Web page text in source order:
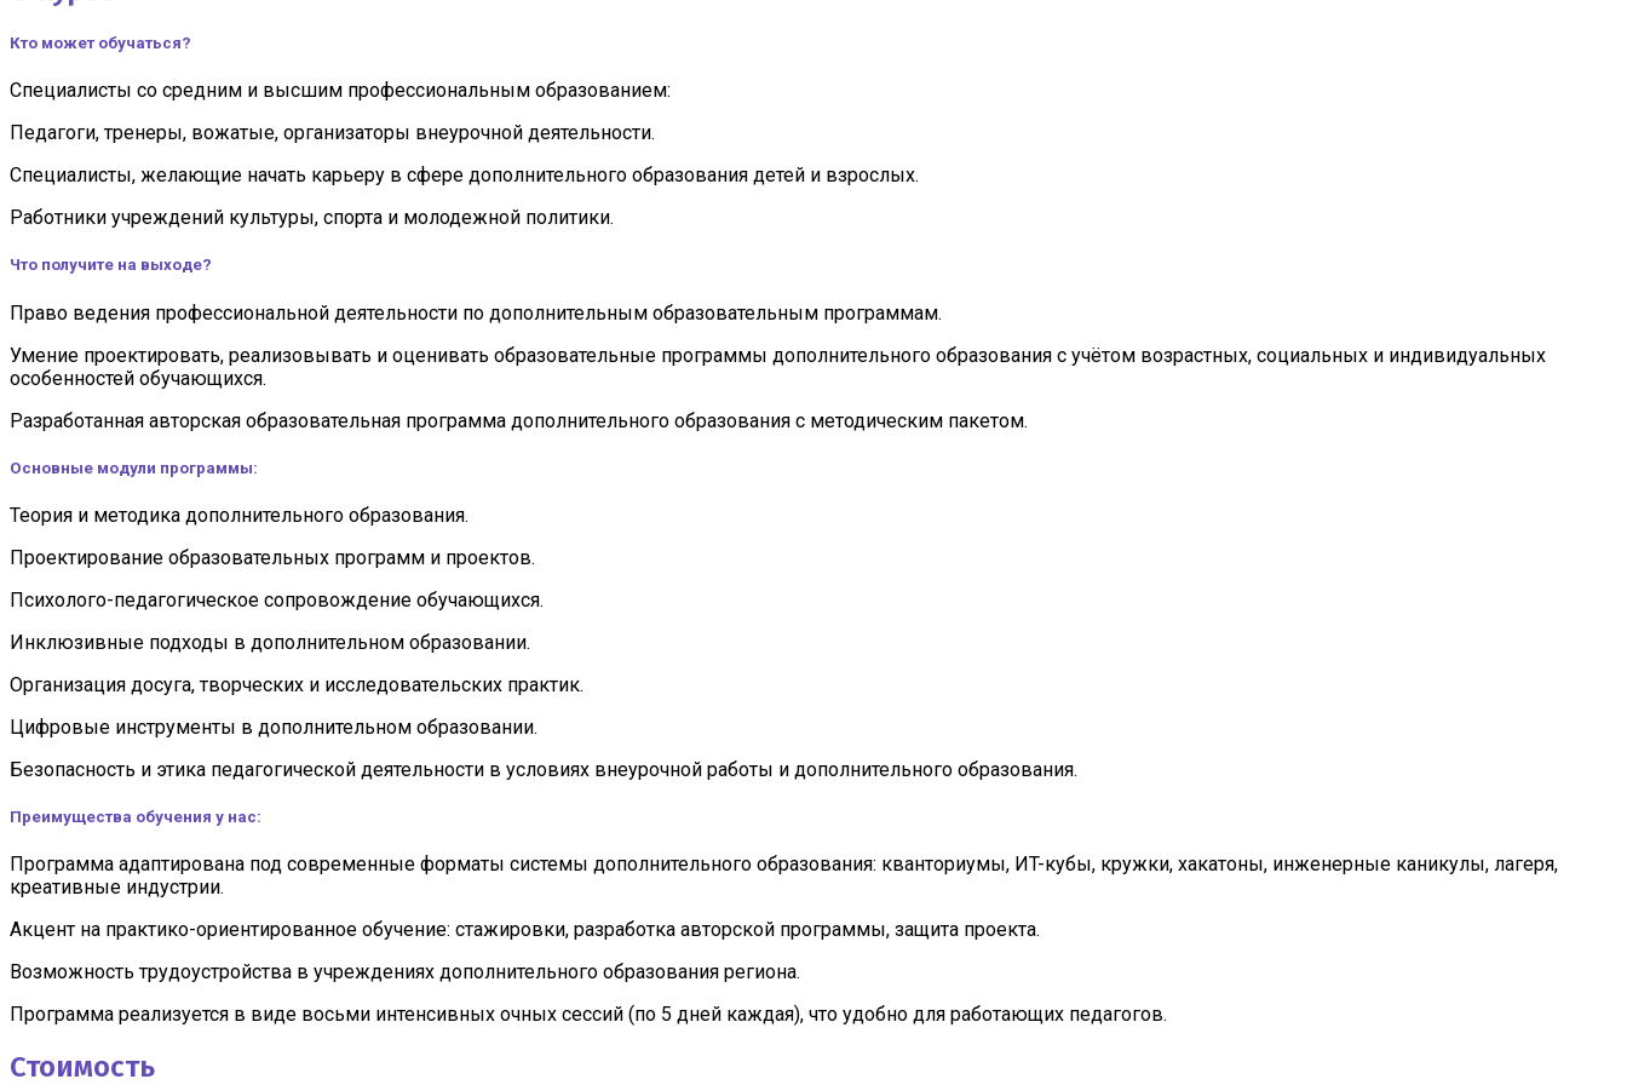
10 200 ₽
Записаться на курс
Кто может обучаться?
Специалисты со средним и высшим профессиональным образованием:
Педагоги, тренеры, вожатые, организаторы внеурочной деятельности.
Специалисты, желающие начать карьеру в сфере дополнительного образования детей и взрослых.
Работники учреждений культуры, спорта и молодежной политики.
Что получите на выходе?
Право ведения профессиональной деятельности по дополнительным образовательным программам.
Умение проектировать, реализовывать и оценивать образовательные программы дополнительного образования с учётом возрастных, социальных и индивидуальных
особенностей обучающихся.
Разработанная авторская образовательная программа дополнительного образования с методическим пакетом.
Основные модули программы:
Теория и методика дополнительного образования.
Проектирование образовательных программ и проектов.
Психолого-педагогическое сопровождение обучающихся.
Инклюзивные подходы в дополнительном образовании.
Организация досуга, творческих и исследовательских практик.
Цифровые инструменты в дополнительном образовании.
Безопасность и этика педагогической деятельности в условиях внеурочной работы и дополнительного образования.
Преимущества обучения у нас:
Программа адаптирована под современные форматы системы дополнительного образования: кванториумы, ИT-кубы, кружки, хакатоны, инженерные каникулы, лагеря,
креативные индустрии.
Акцент на практико-ориентированное обучение: стажировки, разработка авторской программы, защита проекта.
Возможность трудоустройства в учреждениях дополнительного образования региона.
Программа реализуется в виде восьми интенсивных очных сессий (по 5 дней каждая), что удобно для работающих педагогов.
Стоимость